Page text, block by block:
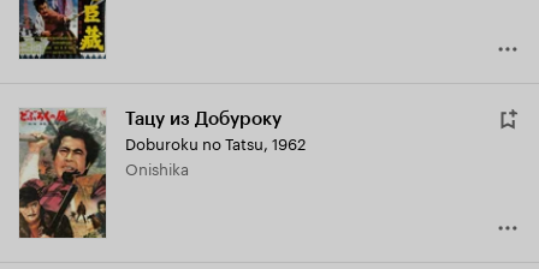
Тацу из Добуроку
Doburoku no Tatsu, 1962
Onishika